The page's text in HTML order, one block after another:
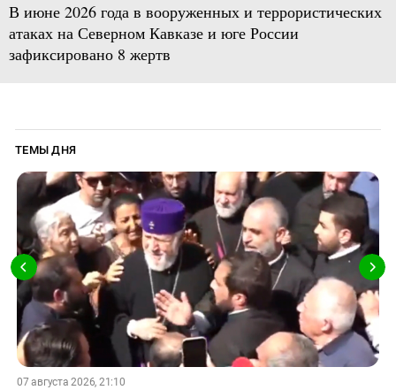
В июне 2026 года в вооруженных и террористических
атаках на Северном Кавказе и юге России
зафиксировано 8 жертв
ТЕМЫ ДНЯ
07 августа 2026, 21:10